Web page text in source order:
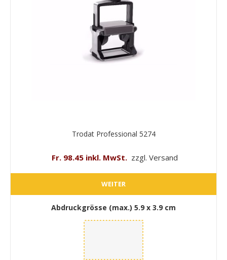
Trodat Professional 5274
Fr. 98.45 inkl. MwSt. zzgl. Versand
WEITER
Abdruckgrösse (max.) 5.9 x 3.9 cm